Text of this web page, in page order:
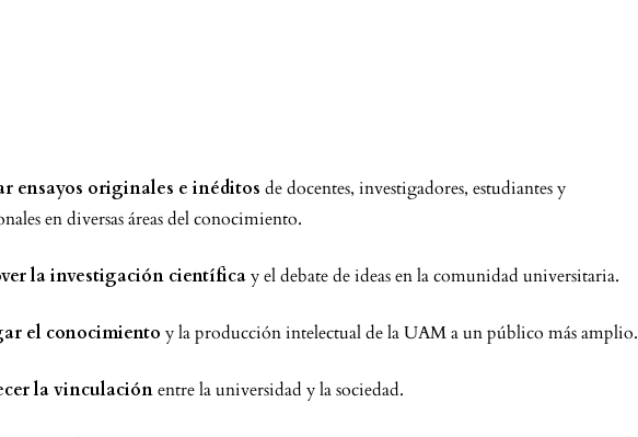
ensayos originales e inéditos de docentes, investigadores, estudiantes y
en diversas áreas del conocimiento.
la investigación científicay el debate de ideas en la comunidad universitaria.
el conocimiento y la producción intelectual de la UAM a un público más amplio.
la vinculaciónentre la universidad y la sociedad.